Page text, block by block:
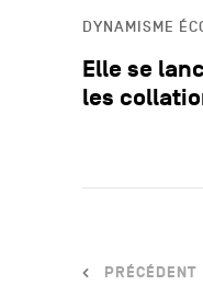
DYNAMISME
Elle se
les
PRÉCÉDENT